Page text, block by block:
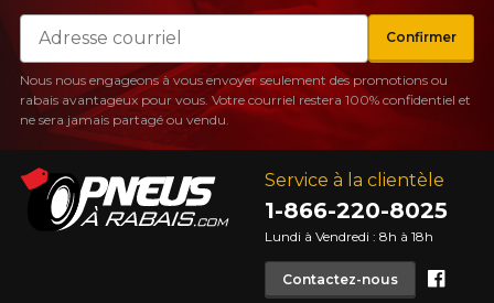
Service à la clientèle
1-866-220-8025
Lundi à Vendredi : 8h à 18h
Contactez-nous
Courriel
Confirmer
Nous nous engageons à vous envoyer seulement des promotions ou
rabais avantageux pour vous. Votre courriel restera 100% confidentiel et
ne sera jamais partagé ou vendu.